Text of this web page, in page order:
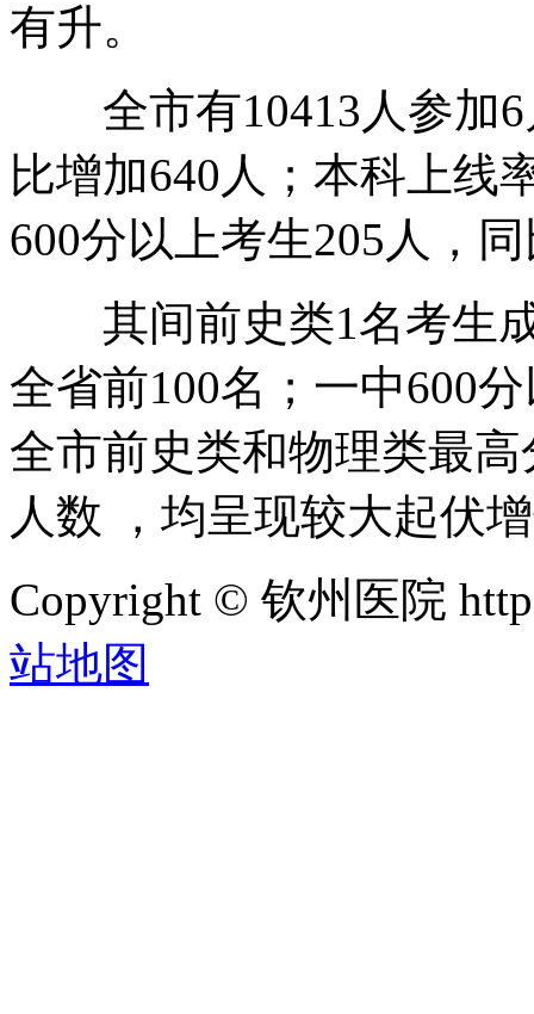
有升。
全市有10413人参加6月
比增加640人；本科上线
600分以上考生205人，同比
其间前史类1名考生成
全省前100名；一中600
全市前史类和物理类最高
人数 ，均呈现较大起伏增长
Copyright © 钦州医院
站地图